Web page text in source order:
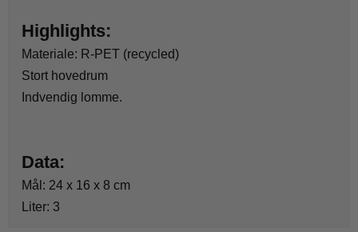
Highlights:
Materiale: R-PET (recycled)
Stort hovedrum
Indvendig lomme.
Data:
Mål: 24 x 16 x 8 cm
Liter: 3